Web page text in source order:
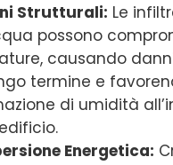
Strutturali: Le
possono
causando
termine e
di umidità
Energetica: